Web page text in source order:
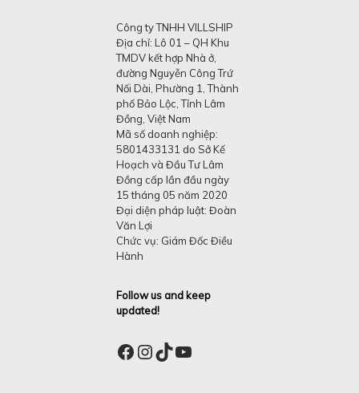
Công ty TNHH VILLSHIP
Địa chỉ: Lô 01 – QH Khu
TMDV kết hợp Nhà ở,
đường Nguyễn Công Trứ
Nối Dài, Phường 1, Thành
phố Bảo Lộc, Tỉnh Lâm
Đồng, Việt Nam
Mã số doanh nghiệp:
5801433131 do Sở Kế
Hoạch và Đầu Tư Lâm
Đồng cấp lần đầu ngày
15 tháng 05 năm 2020
Đại diện pháp luật: Đoàn
Văn Lợi
Chức vụ: Giám Đốc Điều
Hành
Follow us and keep
updated!
Facebook
Instagram
TikTok
YouTube